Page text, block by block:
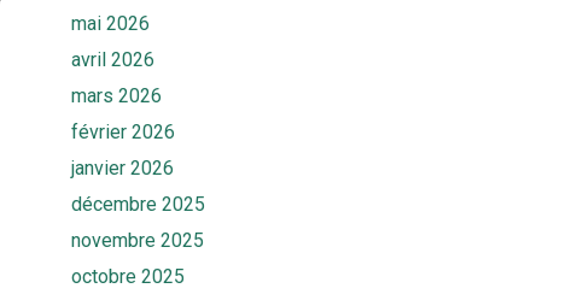
mai 2026
avril 2026
mars 2026
février 2026
janvier 2026
décembre 2025
novembre 2025
octobre 2025